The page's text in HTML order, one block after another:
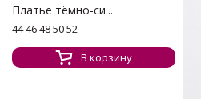
Платье тёмно-си...
44 46 48 50 52
В корзину